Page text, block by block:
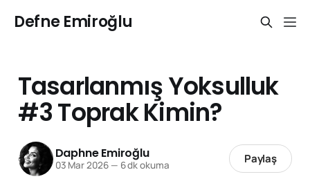
Defne Emiroğlu
Tasarlanmış Yoksulluk
#3 Toprak Kimin?
Daphne Emiroğlu
03 Mar 2026 — 6 dk okuma Paylaş